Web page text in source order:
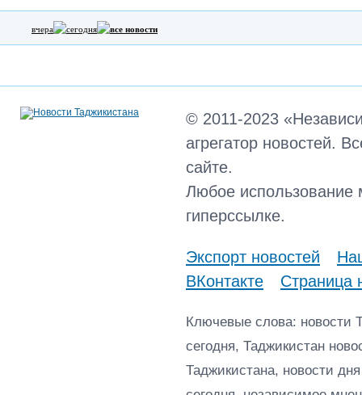
вчера сегодня все новости
© 2011-2023
агрегатор новостей.
сайте.
Любое использование
гиперссылке.
Экспорт новостей
ВКонтакте
Страница
Ключевые слова: новости
сегодня, Таджикистан
Таджикистана, новости